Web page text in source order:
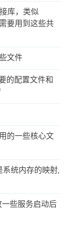
库，类似
要用到这些共
文件
的配置文件和
的一些核心文
统内存的映射,
些服务启动后